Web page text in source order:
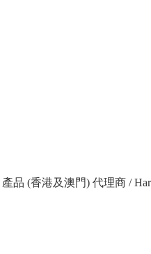
品 (香港及澳門) 代理商 /